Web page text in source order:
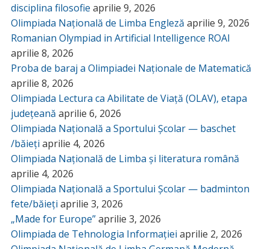
disciplina filosofie aprilie 9, 2026
Olimpiada Națională de Limba Engleză aprilie 9, 2026
Romanian Olympiad in Artificial Intelligence ROAI
aprilie 8, 2026
Proba de baraj a Olimpiadei Naționale de Matematică
aprilie 8, 2026
Olimpiada Lectura ca Abilitate de Viață (OLAV), etapa
județeană aprilie 6, 2026
Olimpiada Națională a Sportului Școlar — baschet
/băieți aprilie 4, 2026
Olimpiada Națională de Limba și literatura română
aprilie 4, 2026
Olimpiada Națională a Sportului Școlar — badminton
fete/băieți aprilie 3, 2026
„Made for Europe”aprilie 3, 2026
Olimpiada de Tehnologia Informației aprilie 2, 2026